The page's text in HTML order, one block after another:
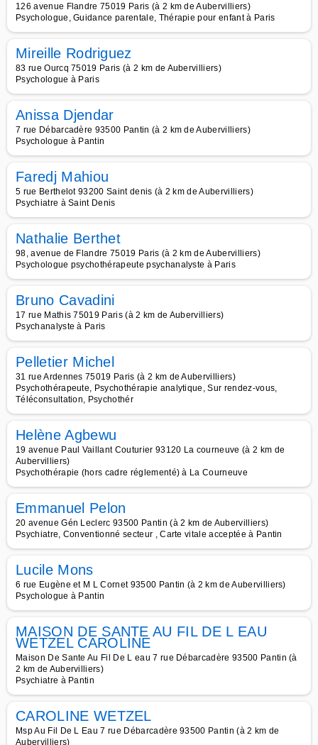
126 avenue Flandre 75019 Paris (à 2 km de Aubervilliers)
Psychologue, Guidance parentale, Thérapie pour enfant à Paris
Mireille Rodriguez
83 rue Ourcq 75019 Paris (à 2 km de Aubervilliers)
Psychologue à Paris
Anissa Djendar
7 rue Débarcadère 93500 Pantin (à 2 km de Aubervilliers)
Psychologue à Pantin
Faredj Mahiou
5 rue Berthelot 93200 Saint denis (à 2 km de Aubervilliers)
Psychiatre à Saint Denis
Nathalie Berthet
98, avenue de Flandre 75019 Paris (à 2 km de Aubervilliers)
Psychologue psychothérapeute psychanalyste à Paris
Bruno Cavadini
17 rue Mathis 75019 Paris (à 2 km de Aubervilliers)
Psychanalyste à Paris
Pelletier Michel
31 rue Ardennes 75019 Paris (à 2 km de Aubervilliers)
Psychothérapeute, Psychothérapie analytique, Sur rendez-vous,
Téléconsultation, Psychothér
Helène Agbewu
19 avenue Paul Vaillant Couturier 93120 La courneuve (à 2 km de
Aubervilliers)
Psychothérapie (hors cadre réglementé) à La Courneuve
Emmanuel Pelon
20 avenue Gén Leclerc 93500 Pantin (à 2 km de Aubervilliers)
Psychiatre, Conventionné secteur , Carte vitale acceptée à Pantin
Lucile Mons
6 rue Eugène et M L Cornet 93500 Pantin (à 2 km de Aubervilliers)
Psychologue à Pantin
MAISON DE SANTE AU FIL DE L EAU
WETZEL CAROLINE
Maison De Sante Au Fil De L eau 7 rue Débarcadère 93500 Pantin (à
2 km de Aubervilliers)
Psychiatre à Pantin
CAROLINE WETZEL
Msp Au Fil De L Eau 7 rue Débarcadère 93500 Pantin (à 2 km de
Aubervilliers)